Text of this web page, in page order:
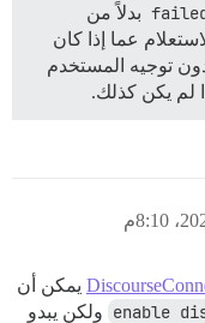
بدلاً من
عما إذا كان
توجيه المستخدم
لم يكن كذلك.
يمكن أن
enable ولكن يبدو